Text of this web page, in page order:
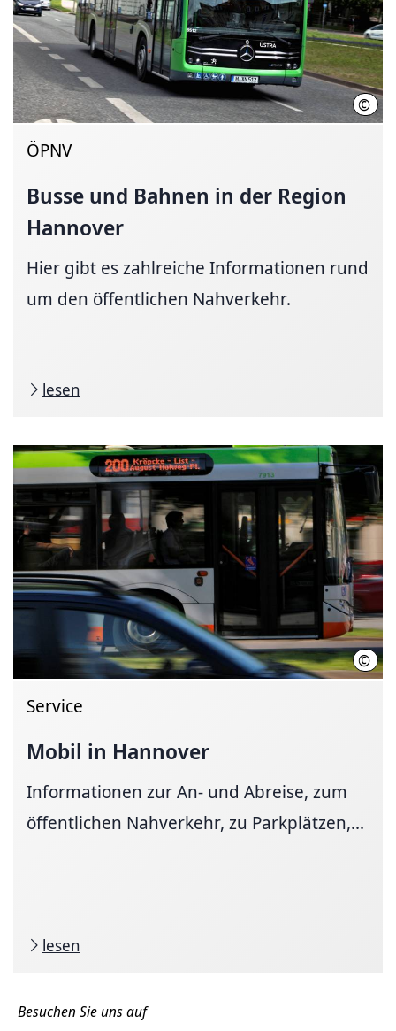
©
ÖPNV
Busse und Bahnen in der Region
Hannover
Hier gibt es zahl­reiche In­for­ma­tio­nen rund
um den öffentlichen Nahverkehr.
lesen
©
Service
Mobil in Hannover
Informationen zur An- und Ab­reise, zum
öffent­li­chen Nah­ver­kehr, zu Park­plätzen,...
lesen
Besuchen Sie uns auf